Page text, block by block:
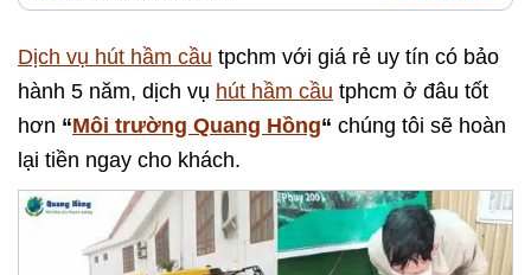
Dịch vụ hút hầm cầu tpchm với giá rẻ uy tín có bảo
hành 5 năm, dịch vụ hút hầm cầu tphcm ở đâu tốt
hơn “Môi trường Quang Hồng“ chúng tôi sẽ hoàn
lại tiền ngay cho khách.